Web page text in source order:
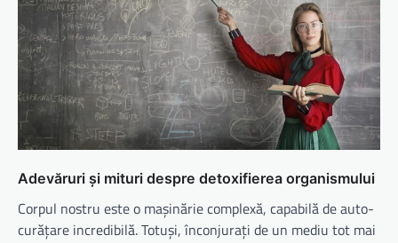
Adevăruri și mituri despre detoxifierea organismului
Corpul nostru este o mașinărie complexă, capabilă de auto-
curățare incredibilă. Totuși, înconjurați de un mediu tot mai